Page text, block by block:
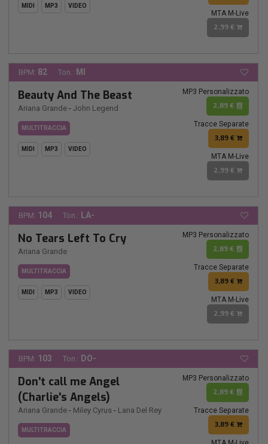
MIDI MP3 VIDEO
MTA M-Live
2,99 €
BPM: 82 Ton.: MI
Beauty And The Beast
Ariana Grande - John Legend
MULTITRACCIA
MIDI MP3 VIDEO
MP3 Personalizzato
2,89 €
Tracce Separate
3,89 €
MTA M-Live
2,99 €
BPM: 104 Ton.: LA-
No Tears Left To Cry
Ariana Grande
MULTITRACCIA
MIDI MP3 VIDEO
MP3 Personalizzato
2,89 €
Tracce Separate
3,89 €
MTA M-Live
2,99 €
BPM: 103 Ton.: DO-
Don't call me Angel
(Charlie's Angels)
Ariana Grande - Miley Cyrus - Lana Del Rey
MULTITRACCIA
MP3 Personalizzato
2,89 €
Tracce Separate
3,89 €